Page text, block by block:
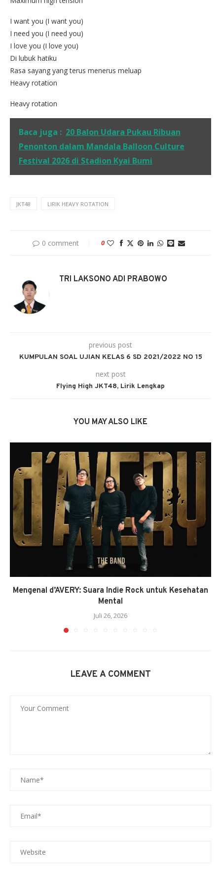
I want you (I want you)
I need you (I need you)
I love you (I love you)
Di lubuk hatiku
Rasa sayang yang terus menerus meluap
Heavy rotation
Heavy rotation
Baca juga : 20 Balon Udara Pukau Ribuan
Penonton dalam Mandala Balloon Culture
Festival 2026 di Stadion Kyai Bumi
JKT48 LIRIK HEAVY ROTATION
0 comment 0
TRI LAKSONO ADI PRABOWO
previous post
KUMPULAN SOAL UJIAN KELAS 6 SD 2021/2022 NO 15
next post
Flying High JKT48, Lirik Lengkap
YOU MAY ALSO LIKE
Mengenal d’AVERY: Suara Indie Rock untuk Kesehatan
Mental
Juli 26, 2026
LEAVE A COMMENT